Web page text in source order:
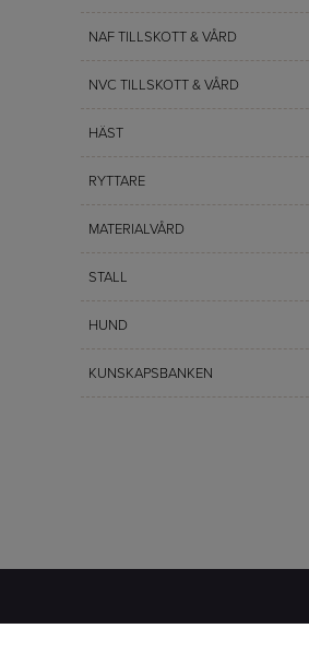
NAF TILLSKOTT & VÅRD
NVC TILLSKOTT & VÅRD
HÄST
RYTTARE
MATERIALVÅRD
STALL
HUND
KUNSKAPSBANKEN